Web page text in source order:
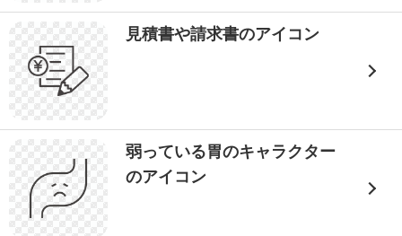
見積書や請求書のアイコン
弱っている胃のキャラクター
のアイコン